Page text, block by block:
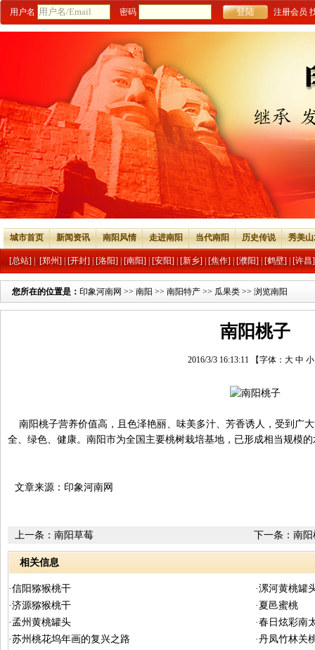
用户名 密码 注册会员
城市首页 新闻资讯 南阳风情 走进南阳 当代南阳 历史传说 秀美
[总站] [郑州] [开封] [洛阳] [南阳] [安阳] [新乡] [焦作] [濮阳] [鹤壁] [许昌]
您所在的位置是： 印象河南网 >> 南阳 >> 南阳特产 >> 瓜果类 >> 浏览南阳
南阳桃子
2016/3/3 16:13:11 【字体： 大 中 小
南阳桃子营养价值高，且色泽艳丽、味美多汁、芳香诱人，受到广
全、绿色、健康。南阳市为全国主要桃树栽培基地，已形成相当规模
文章来源：印象河南网
下一条： 南阳
上一条： 南阳草莓
相关信息
·信阳猕猴桃干
·漯河黄桃罐
·济源猕猴桃干
·夏邑蜜桃
·孟州黄桃罐头
·春日炫彩南
·苏州桃花坞年画的复兴之路
·丹凤竹林关